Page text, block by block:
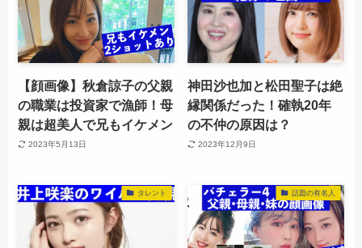
【顔画像】秋倉諒子の父親
の職業は投資家で漁師！母
親は超美人で兄もイケメン
2023年5月13日
神田沙也加と松田聖子は絶
縁関係だった！確執20年
の不仲の原因は？
2023年12月9日
タレント 話題の有名人